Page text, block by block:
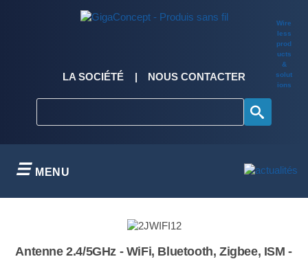
Wire
less
prod
ucts
&
solut
ions
LA SOCIÉTÉ NOUS CONTACTER
MENU
Antenne 2.4/5GHz - WiFi, Bluetooth, Zigbee, ISM -